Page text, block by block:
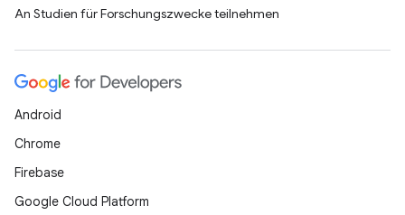
An Studien für Forschungszwecke teilnehmen
Android
Chrome
Firebase
Google Cloud Platform